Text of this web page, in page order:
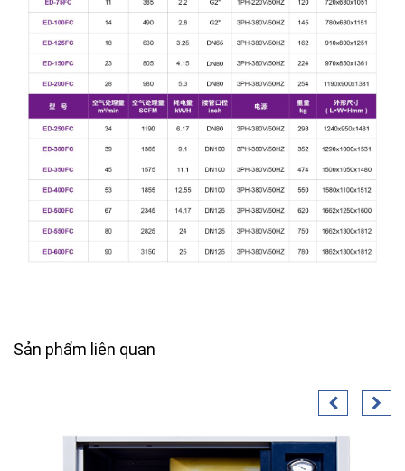
Sản phẩm liên quan